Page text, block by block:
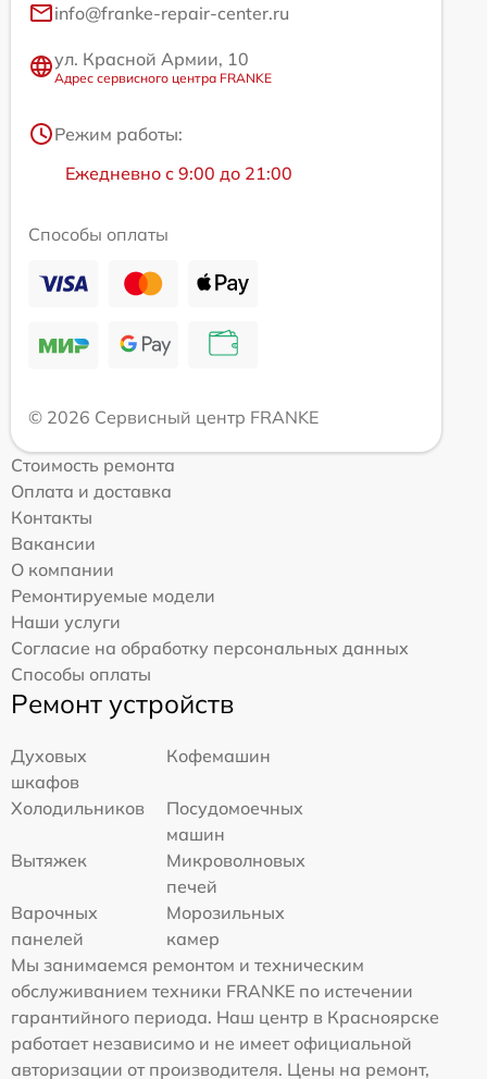
info@franke-repair-center.ru
ул. Красной Армии, 10
Адрес сервисного центра FRANKE
Режим работы:
Ежедневно с 9:00 до 21:00
Способы оплаты
© 2026 Сервисный центр FRANKE
Стоимость ремонта
Оплата и доставка
Контакты
Вакансии
О компании
Ремонтируемые модели
Наши услуги
Согласие на обработку персональных данных
Способы оплаты
Ремонт устройств
Духовых
шкафов
Кофемашин
Холодильников
Посудомоечных
машин
Вытяжек
Микроволновых
печей
Варочных
панелей
Морозильных
камер
Мы занимаемся ремонтом и техническим
обслуживанием техники FRANKE по истечении
гарантийного периода. Наш центр в Красноярске
работает независимо и не имеет официальной
авторизации от производителя. Цены на ремонт,